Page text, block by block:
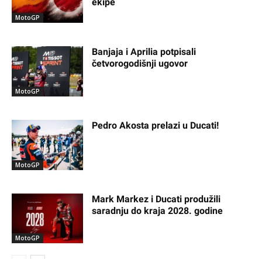
MotoGP
MotoGP
Banjaja i Aprilia potpisali
četvorogodišnji ugovor
MotoGP
Pedro Akosta prelazi u Ducati!
MotoGP
Mark Markez i Ducati produžili
saradnju do kraja 2028. godine